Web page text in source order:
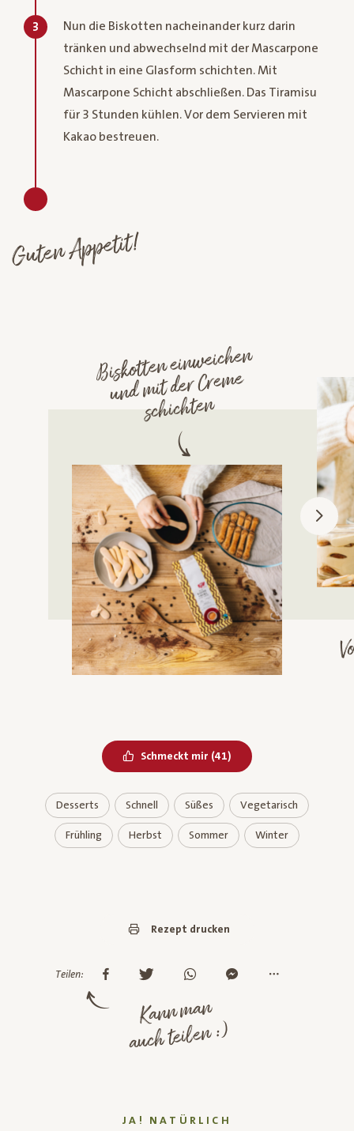
3
Nun die Biskotten nacheinander kurz darin
tränken und abwechselnd mit der Mascarpone
Schicht in eine Glasform schichten. Mit
Mascarpone Schicht abschließen. Das Tiramisu
für 3 Stunden kühlen. Vor dem Servieren mit
Kakao bestreuen.
Guten Appetit!
Biskotten einweichen
und
mit der Cre
me
schichten
Schmeckt mir Bereits geliked
(41)
Desserts Schnell Süßes Vegetarisch
Frühling Herbst Sommer Winter
Rezept drucken
Teilen:
Kann man
auch teilen :)
JA! NATÜRLICH